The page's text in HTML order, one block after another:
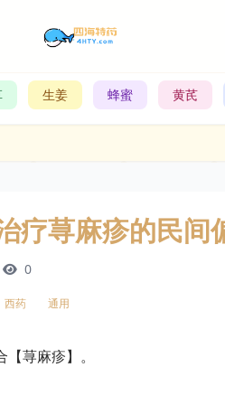
生姜 蜂蜜 黄芪
疗荨麻疹的民间
0
西药 通用
荨麻疹】。